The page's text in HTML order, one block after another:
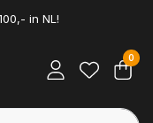
in NL!
0